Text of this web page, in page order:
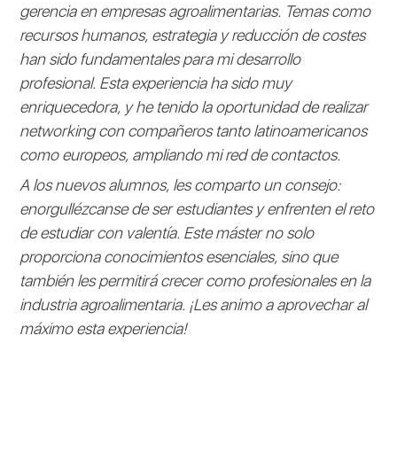
gerencia en empresas agroalimentarias. Temas como
recursos humanos, estrategia y reducción de costes
han sido fundamentales para mi desarrollo
profesional. Esta experiencia ha sido muy
enriquecedora, y he tenido la oportunidad de realizar
networking con compañeros tanto latinoamericanos
como europeos, ampliando mi red de contactos.
A los nuevos alumnos, les comparto un consejo:
enorgullézcanse de ser estudiantes y enfrenten el reto
de estudiar con valentía. Este máster no solo
proporciona conocimientos esenciales, sino que
también les permitirá crecer como profesionales en la
industria agroalimentaria. ¡Les animo a aprovechar al
máximo esta experiencia!